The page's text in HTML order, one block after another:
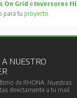
On Grid e Inversores
para tu proyecto
A NUESTRO
de RHONA. Nuestras
directamente a tu mail.